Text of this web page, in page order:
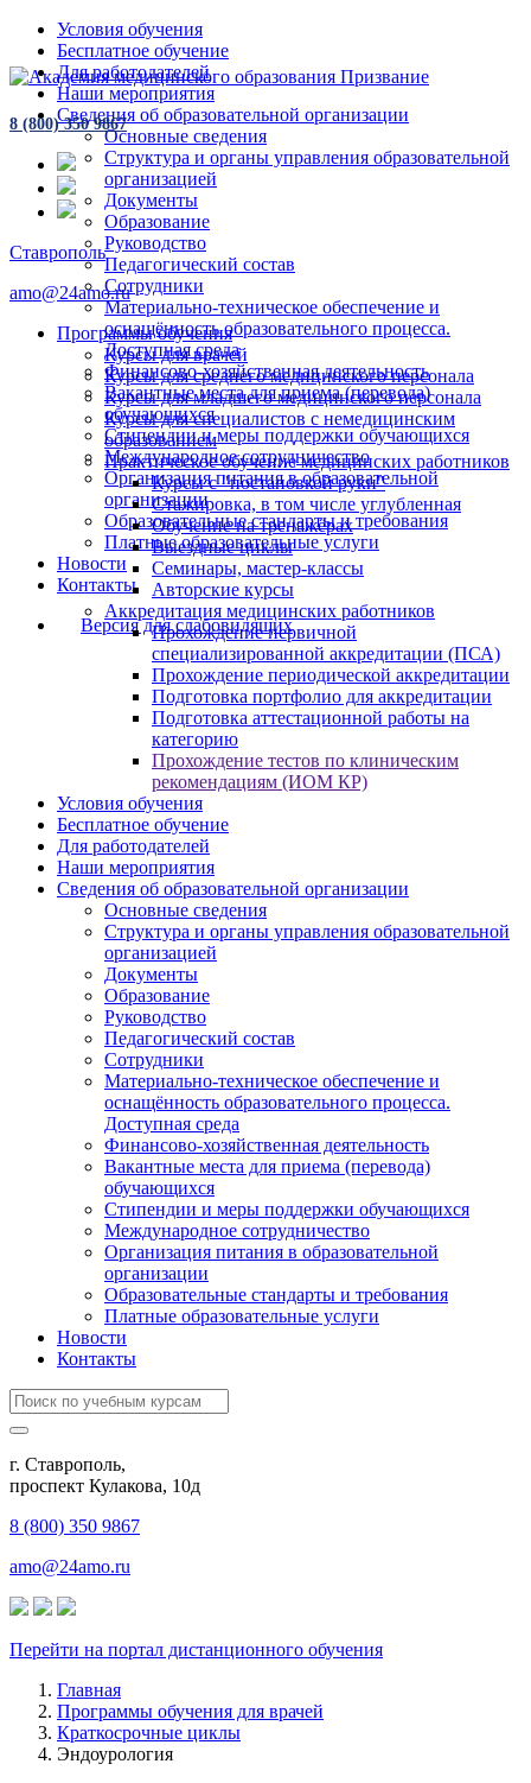
Условия обучения
Бесплатное обучение
Для работодателей
Наши мероприятия
Сведения об образовательной организации
Основные сведения
Структура и органы управления образовательной
организацией
Документы
Образование
Руководство
Педагогический состав
Сотрудники
Материально-техническое обеспечение и
оснащённость образовательного процесса.
Доступная среда
Финансово-хозяйственная деятельность
Вакантные места для приема (перевода)
обучающихся
Стипендии и меры поддержки обучающихся
Международное сотрудничество
Организация питания в образовательной
организации
Образовательные стандарты и требования
Платные образовательные услуги
Новости
Контакты
Версия для слабовидящих
8 (800) 350 9867
Ставрополь
amo@24amo.ru
Программы обучения
Курсы для врачей
Курсы для среднего медицинского персонала
Курсы для младшего медицинского персонала
Курсы для специалистов с немедицинским
образованием
Практическое обучение медицинских работников
Курсы с "постановкой руки"
Стажировка, в том числе углубленная
Обучение на тренажёрах
Выездные циклы
Семинары, мастер-классы
Авторские курсы
Аккредитация медицинских работников
Прохождение первичной
специализированной аккредитации (ПСА)
Прохождение периодической аккредитации
Подготовка портфолио для аккредитации
Подготовка аттестационной работы на
категорию
Прохождение тестов по клиническим
рекомендациям (ИОМ КР)
Условия обучения
Бесплатное обучение
Для работодателей
Наши мероприятия
Сведения об образовательной организации
Основные сведения
Структура и органы управления образовательной
организацией
Документы
Образование
Руководство
Педагогический состав
Сотрудники
Материально-техническое обеспечение и
оснащённость образовательного процесса.
Доступная среда
Финансово-хозяйственная деятельность
Вакантные места для приема (перевода)
обучающихся
Стипендии и меры поддержки обучающихся
Международное сотрудничество
Организация питания в образовательной
организации
Образовательные стандарты и требования
Платные образовательные услуги
Новости
Контакты
г. Ставрополь,
проспект Кулакова, 10д
8 (800) 350 9867
amo@24amo.ru
Перейти на портал дистанционного обучения
Главная
Программы обучения для врачей
Краткосрочные циклы
Эндоурология